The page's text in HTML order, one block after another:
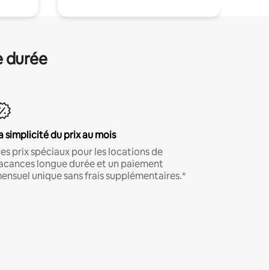
durée
simplicité du prix au mois
prix spéciaux pour les locations de
longue durée et un paiement
unique sans frais supplémentaires.*